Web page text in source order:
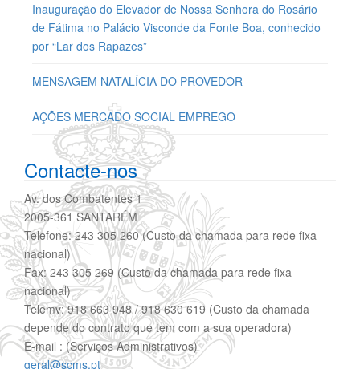
Inauguração do Elevador de Nossa Senhora do Rosário
de Fátima no Palácio Visconde da Fonte Boa, conhecido
por “Lar dos Rapazes”
MENSAGEM NATALÍCIA DO PROVEDOR
AÇÕES MERCADO SOCIAL EMPREGO
Contacte-nos
Av. dos Combatentes 1
2005-361 SANTARÉM
Telefone: 243 305 260 (Custo da chamada para rede fixa
nacional)
Fax: 243 305 269 (Custo da chamada para rede fixa
nacional)
Telemv: 918 663 948 / 918 630 619 (Custo da chamada
depende do contrato que tem com a sua operadora)
E-mail : (Serviços Administrativos)
geral@scms.pt